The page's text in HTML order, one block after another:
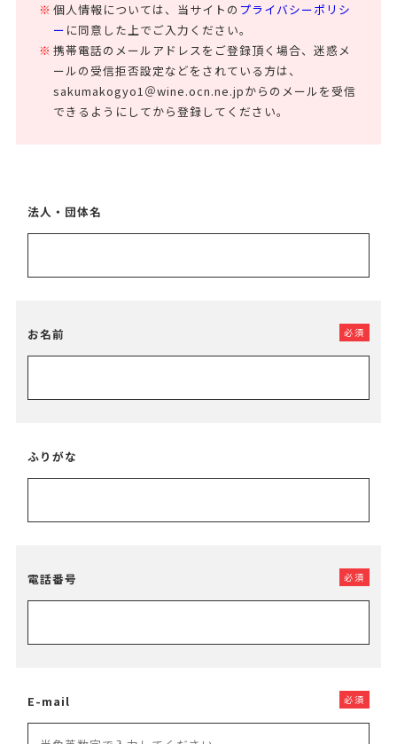
個人情報については、当サイトの プライバシーポリシ
ー に同意した上でご入力ください。
携帯電話のメールアドレスをご登録頂く場合、迷惑メ
ールの受信拒否設定などをされている方は、
sakumakogyo1＠wine.ocn.ne.jpからのメールを受信
できるようにしてから登録してください。
法人・団体名
お名前 必須
ふりがな
電話番号 必須
E-mail 必須